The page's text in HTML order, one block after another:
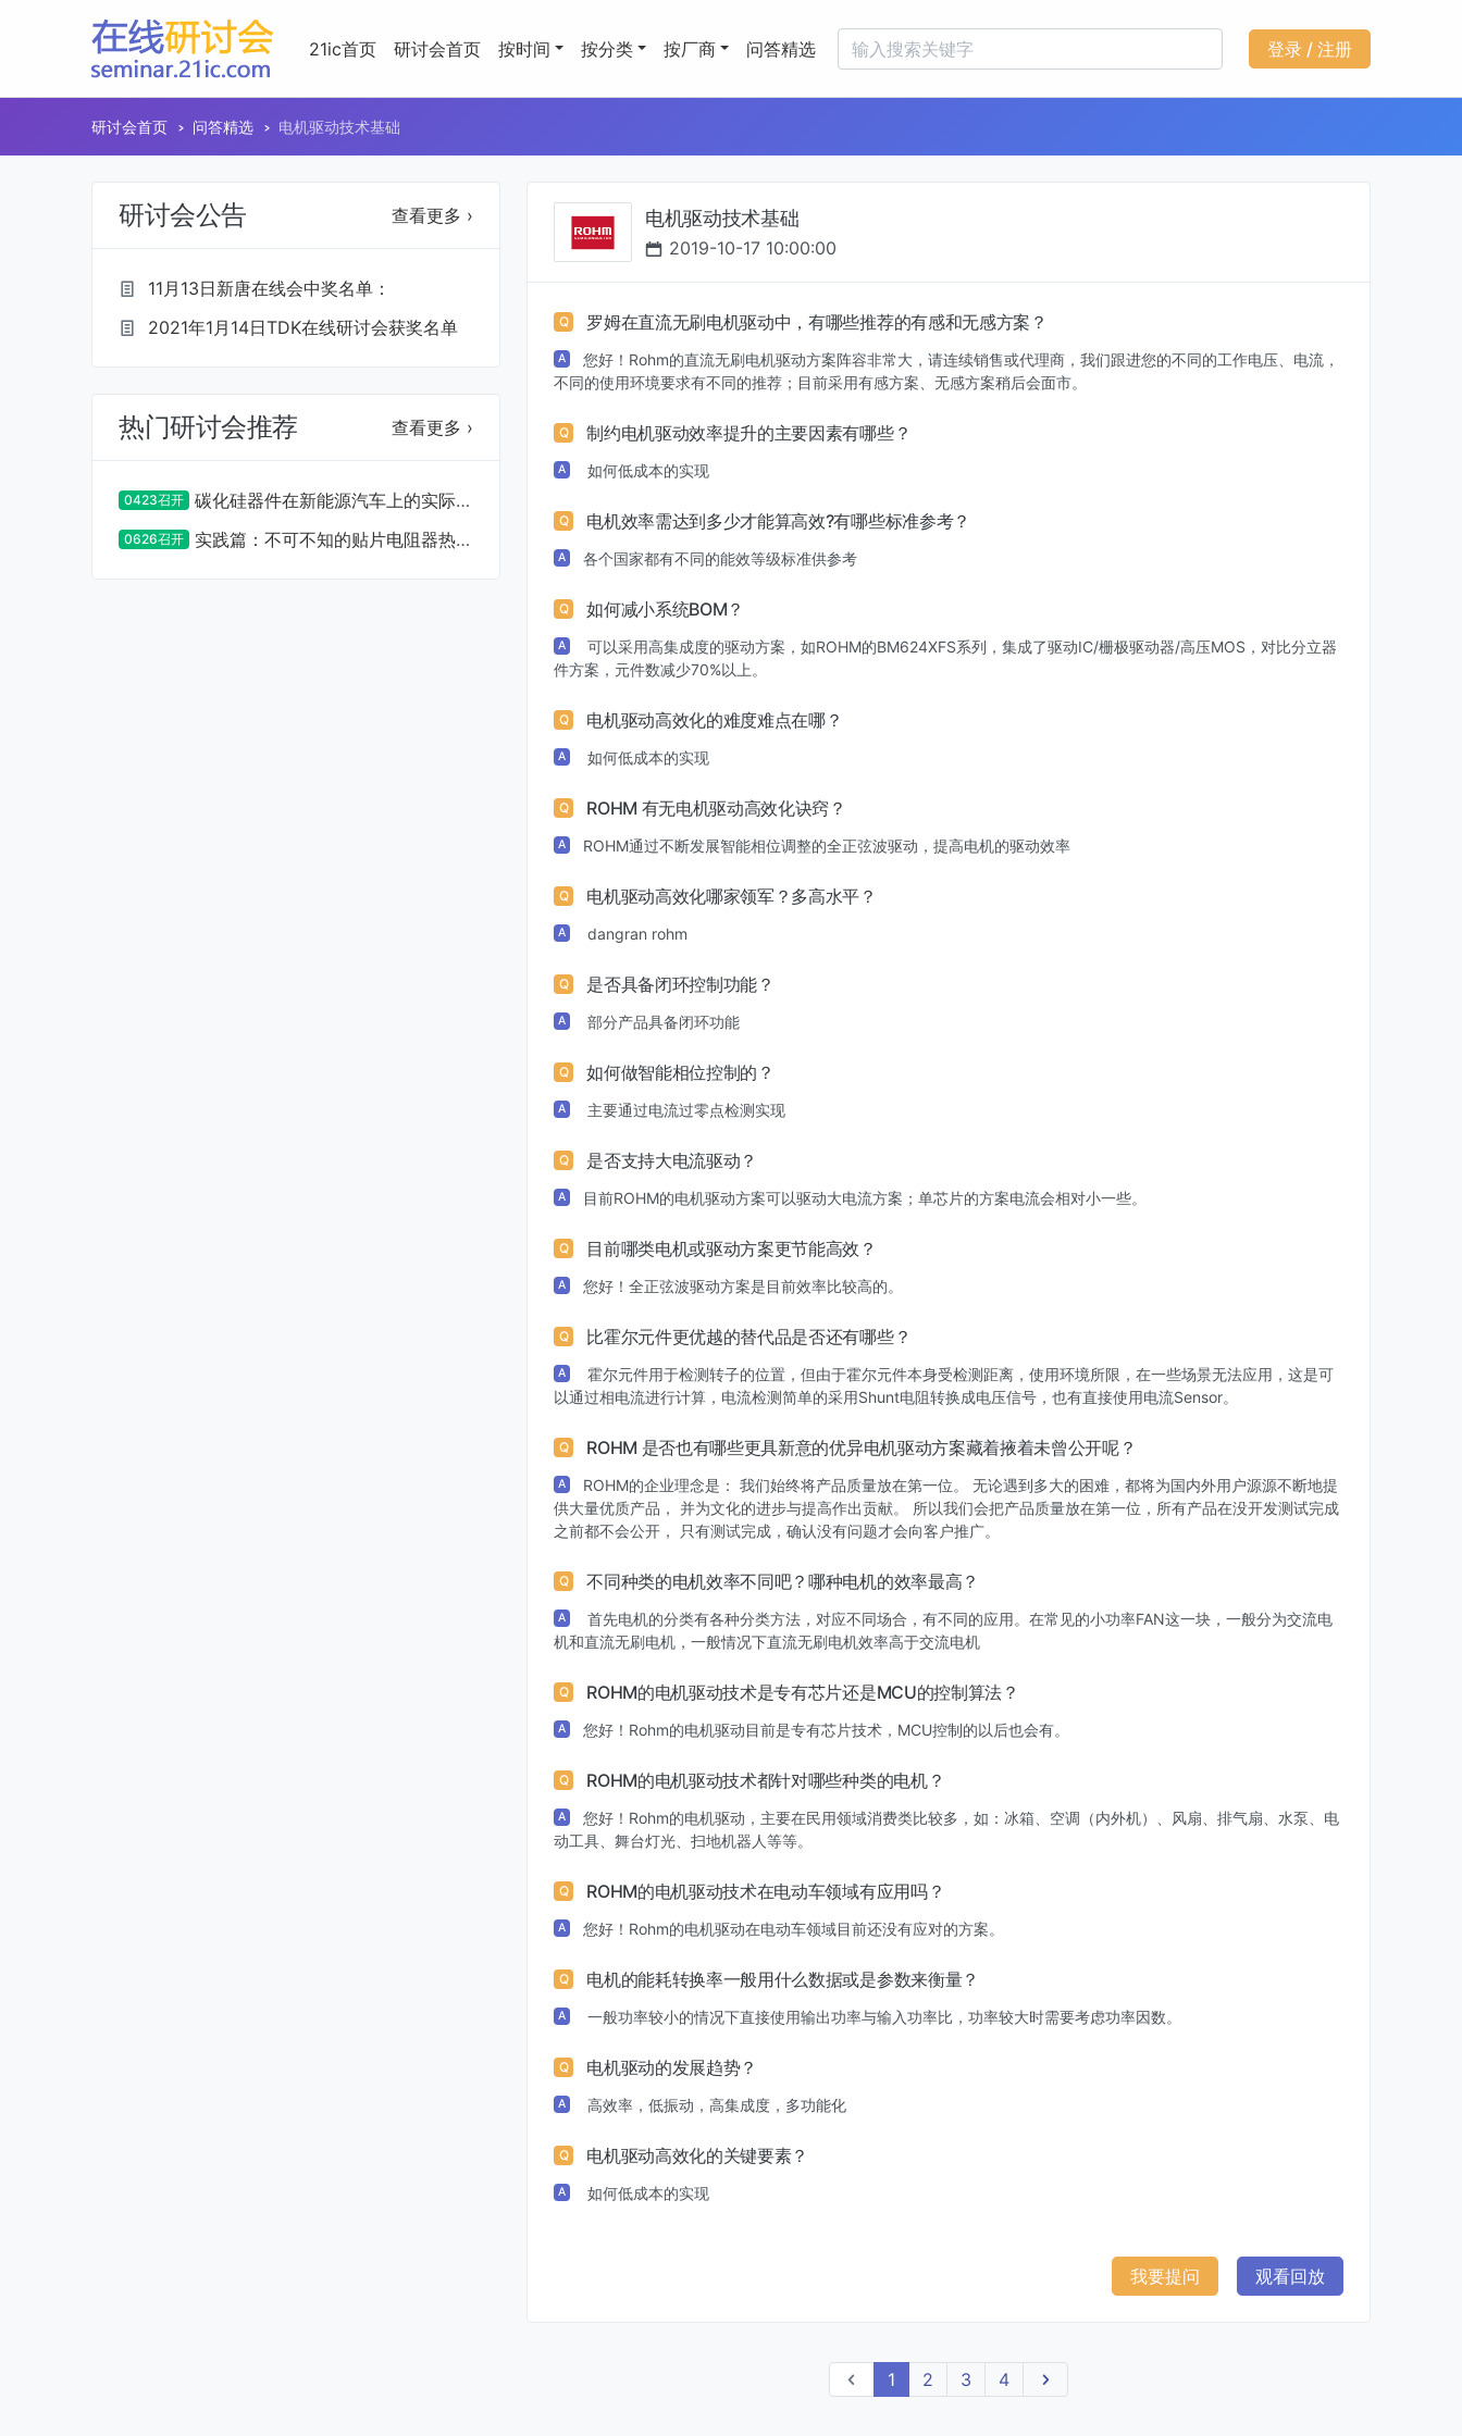
21ic首页 研讨会首页 按时间 按分类 按厂商 问答精选 登录 / 注册
研讨会首页 问答精选 电机驱动技术基础
电机驱动技术基础
2019-10-17 10:00:00
Q 罗姆在直流无刷电机驱动中，有哪些推荐的有感和无感方案？
A
您好！Rohm的直流无刷电机驱动方案阵容非常大，请连续销售或代理商，我们跟进您的不同的工作电压、电流，
不同的使用环境要求有不同的推荐；目前采用有感方案、无感方案稍后会面市。
Q 制约电机驱动效率提升的主要因素有哪些？
A 如何低成本的实现
Q 电机效率需达到多少才能算高效?有哪些标准参考？
A 各个国家都有不同的能效等级标准供参考
Q 如何减小系统BOM？
A
可以采用高集成度的驱动方案，如ROHM的BM624XFS系列，集成了驱动IC/栅极驱动器/高压MOS，对比分立器
件方案，元件数减少70%以上。
Q 电机驱动高效化的难度难点在哪？
A 如何低成本的实现
Q ROHM 有无电机驱动高效化诀窍？
A ROHM通过不断发展智能相位调整的全正弦波驱动，提高电机的驱动效率
Q 电机驱动高效化哪家领军？多高水平？
A dangran rohm
Q 是否具备闭环控制功能？
A 部分产品具备闭环功能
Q 如何做智能相位控制的？
A 主要通过电流过零点检测实现
Q 是否支持大电流驱动？
A 目前ROHM的电机驱动方案可以驱动大电流方案；单芯片的方案电流会相对小一些。
Q 目前哪类电机或驱动方案更节能高效？
A 您好！全正弦波驱动方案是目前效率比较高的。
Q 比霍尔元件更优越的替代品是否还有哪些？
A
霍尔元件用于检测转子的位置，但由于霍尔元件本身受检测距离，使用环境所限，在一些场景无法应用，这是可
以通过相电流进行计算，电流检测简单的采用Shunt电阻转换成电压信号，也有直接使用电流Sensor。
Q ROHM 是否也有哪些更具新意的优异电机驱动方案藏着掖着未曾公开呢？
A
ROHM的企业理念是： 我们始终将产品质量放在第一位。 无论遇到多大的困难，都将为国内外用户源源不断地提
供大量优质产品， 并为文化的进步与提高作出贡献。 所以我们会把产品质量放在第一位，所有产品在没开发测试完成
之前都不会公开， 只有测试完成，确认没有问题才会向客户推广。
Q 不同种类的电机效率不同吧？哪种电机的效率最高？
A
首先电机的分类有各种分类方法，对应不同场合，有不同的应用。在常见的小功率FAN这一块，一般分为交流电
机和直流无刷电机，一般情况下直流无刷电机效率高于交流电机
Q ROHM的电机驱动技术是专有芯片还是MCU的控制算法？
A 您好！Rohm的电机驱动目前是专有芯片技术，MCU控制的以后也会有。
Q ROHM的电机驱动技术都针对哪些种类的电机？
A
您好！Rohm的电机驱动，主要在民用领域消费类比较多，如：冰箱、空调（内外机）、风扇、排气扇、水泵、电
动工具、舞台灯光、扫地机器人等等。
Q ROHM的电机驱动技术在电动车领域有应用吗？
A 您好！Rohm的电机驱动在电动车领域目前还没有应对的方案。
Q 电机的能耗转换率一般用什么数据或是参数来衡量？
A 一般功率较小的情况下直接使用输出功率与输入功率比，功率较大时需要考虑功率因数。
Q 电机驱动的发展趋势？
A 高效率，低振动，高集成度，多功能化
Q 电机驱动高效化的关键要素？
A 如何低成本的实现
我要提问 观看回放
上一页
1 2 3 4
研讨会公告 查看更多 ›
11月13日新唐在线会中奖名单：
2021年1月14日TDK在线研讨会获奖名单
热门研讨会推荐 查看更多 ›
0423召开
碳化硅器件在新能源汽车上的实际应
用设计及注意事项
0626召开
实践篇：不可不知的贴片电阻器热设